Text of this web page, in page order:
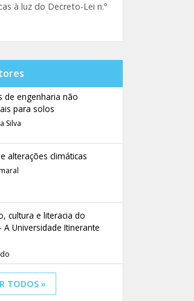
à luz do Decreto-Lei n.º
de engenharia não
para solos
Silva
alterações climáticas
cultura e literacia do
A Universidade Itinerante
TODOS »